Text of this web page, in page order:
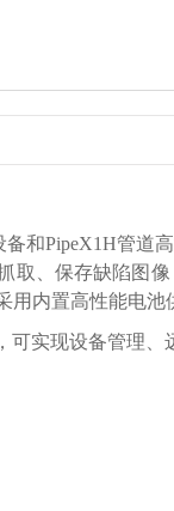
备和PipeX1H管道
取、保存缺陷图
内置高性能电池
可实现设备管理